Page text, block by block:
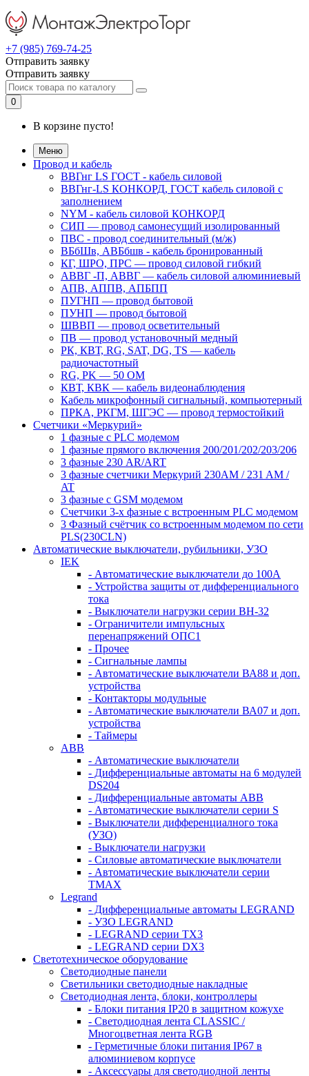
+7 (985) 769-74-25
Отправить заявку
Отправить заявку
0
В корзине пусто!
Меню
Провод и кабель
ВВГнг LS ГОСТ - кабель силовой
ВВГнг-LS КОНКОРД, ГОСТ кабель силовой с
заполнением
NYM - кабель силовой КОНКОРД
СИП ― провод самонесущий изолированный
ПВС - провод соединительный (м/ж)
ВБбШв, АВБбшв - кабель бронированный
КГ, ШРО, ПРС ― провод силовой гибкий
АВВГ -П, АВВГ ― кабель силовой алюминиевый
АПВ, АППВ, АПБПП
ПУГНП — провод бытовой
ПУНП — провод бытовой
ШВВП — провод осветительный
ПВ ― провод установочный медный
РК, КВТ, RG, SAT, DG, TS ― кабель
радиочастотный
RG, PK ― 50 ОМ
КВТ, КВК ― кабель видеонаблюдения
Кабель микрофонный сигнальный, компьютерный
ПРКА, РКГМ, ШГЭС ― провод термостойкий
Счетчики «Меркурий»
1 фазные с PLC модемом
1 фазные прямого включения 200/201/202/203/206
3 фазные 230 AR/ART
3 фазные счетчики Меркурий 230AM / 231 AM /
AT
3 фазные с GSM модемом
Счетчики 3-х фазные с встроенным PLC модемом
3 Фазный счётчик со встроенным модемом по сети
PLS(230CLN)
Автоматические выключатели, рубильники, УЗО
IEK
- Автоматические выключатели до 100A
- Устройства защиты от дифференциального
тока
- Выключатели нагрузки серии ВН-32
- Ограничители импульсных
перенапряжений ОПС1
- Прочее
- Сигнальные лампы
- Автоматические выключатели ВА88 и доп.
устройства
- Контакторы модульные
- Автоматические выключатели ВА07 и доп.
устройства
- Таймеры
ABB
- Автоматические выключатели
- Дифференциальные автоматы на 6 модулей
DS204
- Дифференциальные автоматы АВВ
- Автоматические выключатели серии S
- Выключатели дифференциалного тока
(УЗО)
- Выключатели нагрузки
- Силовые автоматические выключатели
- Автоматические выключатели серии
ТМАХ
Legrand
- Дифференциальные автоматы LEGRAND
- УЗО LEGRAND
- LEGRAND серии ТХ3
- LEGRAND серии DХ3
Светотехническое оборудование
Светодиодные панели
Светильники светодиодные накладные
Светодиодная лента, блоки, контроллеры
- Блоки питания IP20 в защитном кожухе
- Светодиодная лента CLASSIC /
Многоцветная лента RGB
- Герметичные блоки питания IP67 в
алюминиевом корпусе
- Аксессуары для светодиодной ленты